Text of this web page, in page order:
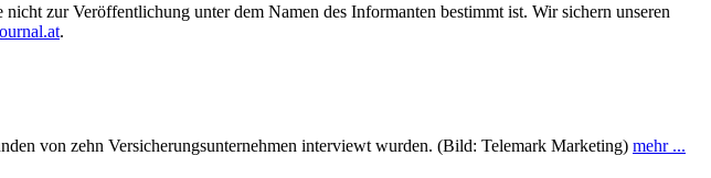
zur Veröffentlichung unter dem Namen des Informanten bestimmt ist. Wir sichern unseren
.
von zehn Versicherungsunternehmen interviewt wurden. (Bild: Telemark Marketing) mehr ...